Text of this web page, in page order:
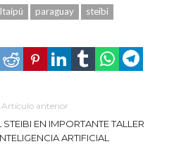
Itaipú paraguay steibi
Artículo anterior
STEIBI EN IMPORTANTE TALLER
ARTIFICIAL